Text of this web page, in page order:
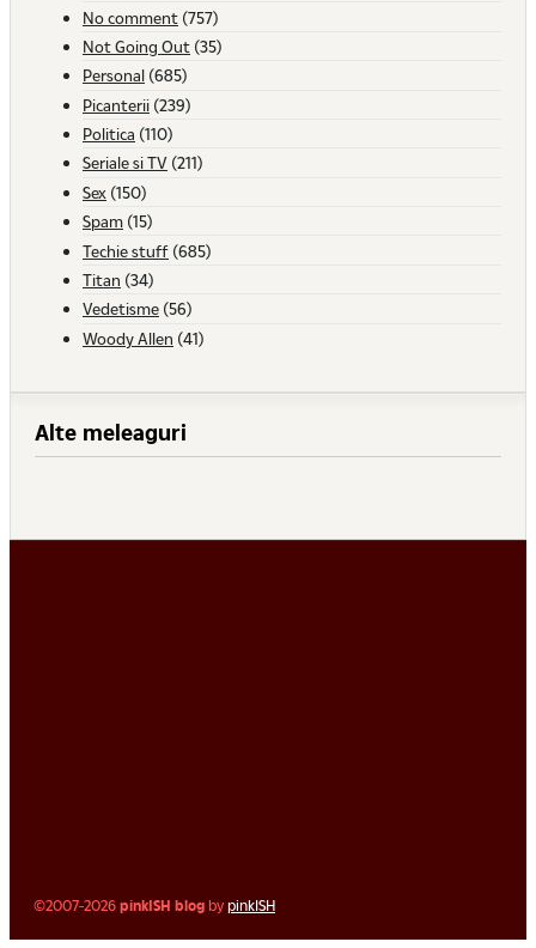
No comment (757)
Not Going Out (35)
Personal (685)
Picanterii (239)
Politica (110)
Seriale si TV (211)
Sex (150)
Spam (15)
Techie stuff (685)
Titan (34)
Vedetisme (56)
Woody Allen (41)
Alte meleaguri
©2007-2026pinkISH blog bypinkISH